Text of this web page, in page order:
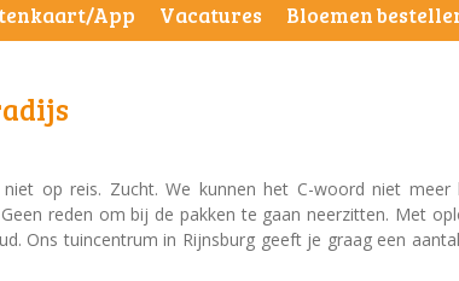
App Vacatures Bloemen
op reis. Zucht. We kunnen het C-woord niet
reden om bij de pakken te gaan neerzitten. Met
Ons tuincentrum in Rijnsburg geeft je graag een